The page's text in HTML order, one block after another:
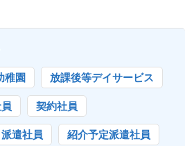
稚園 放課後等デイサービス
契約社員
派遣社員 紹介予定派遣社員